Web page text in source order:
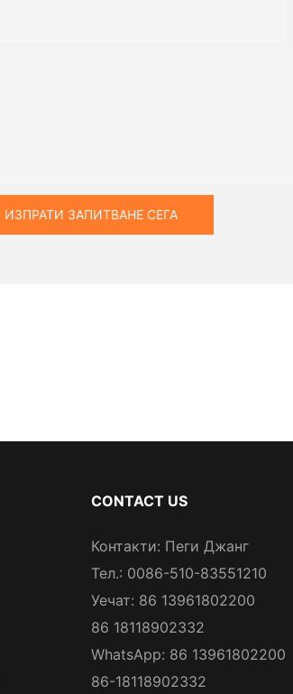
ИЗПРАТИ ЗАПИТВАНЕ СЕГА
CONTACT US
Контакти: Пеги Джанг
Тел.: 0086-510-83551210
Уечат: 86 13961802200
86 18118902332
WhatsApp: 86 13961802200
86-18118902332